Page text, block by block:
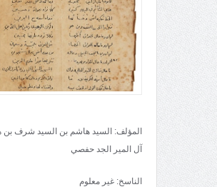
المؤلف: السيد هاشم بن السيد شرف بن
آل المير الجد حفصي
الناسخ: غير معلوم